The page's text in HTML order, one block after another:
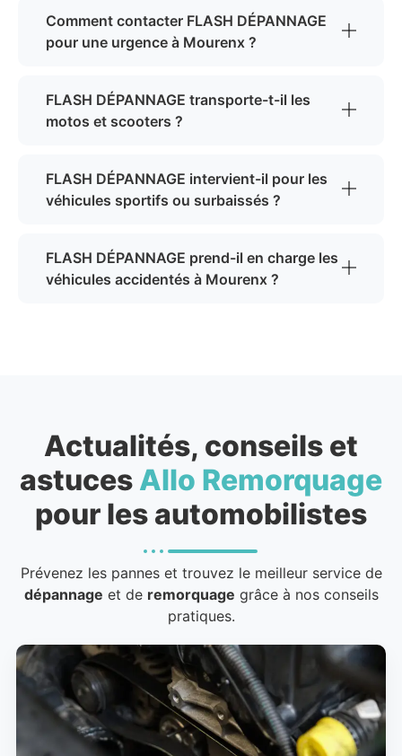
Comment contacter FLASH DÉPANNAGE
pour une urgence à Mourenx ?
FLASH DÉPANNAGE transporte-t-il les
motos et scooters ?
FLASH DÉPANNAGE intervient-il pour les
véhicules sportifs ou surbaissés ?
FLASH DÉPANNAGE prend-il en charge les
véhicules accidentés à Mourenx ?
Actualités, conseils et
astuces Allo Remorquage
pour les automobilistes
Prévenez les pannes et trouvez le meilleur service de
dépannage et de remorquage grâce à nos conseils
pratiques.